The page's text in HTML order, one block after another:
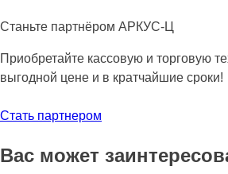
Станьте партнёром АРКУС-Ц
Приобретайте кассовую и торговую
выгодной цене и в кратчайшие сроки!
Стать партнером
Вас может